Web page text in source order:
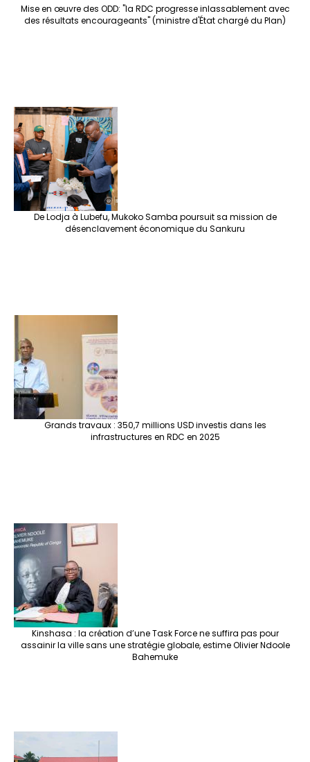
Mise en œuvre des ODD: "la RDC progresse inlassablement avec
des résultats encourageants" (ministre d'État chargé du Plan)
De Lodja à Lubefu, Mukoko Samba poursuit sa mission de
désenclavement économique du Sankuru
Grands travaux : 350,7 millions USD investis dans les
infrastructures en RDC en 2025
Kinshasa : la création d’une Task Force ne suffira pas pour
assainir la ville sans une stratégie globale, estime Olivier Ndoole
Bahemuke